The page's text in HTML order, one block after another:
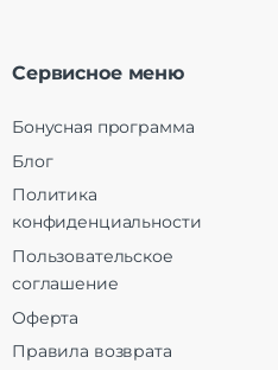
Сервисное меню
Бонусная программа
Блог
Политика
конфиденциальности
Пользовательское
соглашение
Оферта
Правила возврата